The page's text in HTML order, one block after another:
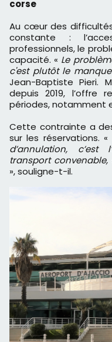
corse
Au cœur des
constante :
professionnels, le
capacité. « Le
c'est plutôt le
Jean-Baptiste Pieri.
depuis 2019, l’offre
périodes, notamment
Cette contrainte a
sur les réservations. «
d’annulation,
transport
», souligne-t-il.